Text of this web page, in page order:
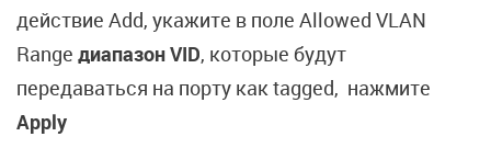
действие Add, укажите в поле Allowed VLAN
Range диапазон VID, которые будут
передаваться на порту как tagged, нажмите
Apply